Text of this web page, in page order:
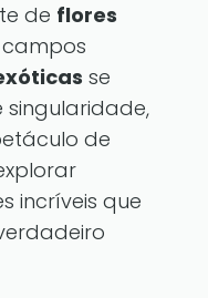
de flores
campos
se
de
incríveis que